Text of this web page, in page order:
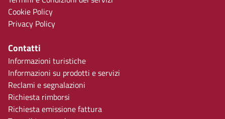
Cookie Policy
Privacy Policy
Contatti
Informazioni turistiche
Informazioni su prodotti e servizi
Reclami e segnalazioni
Richiesta rimborsi
Richiesta emissione fattura